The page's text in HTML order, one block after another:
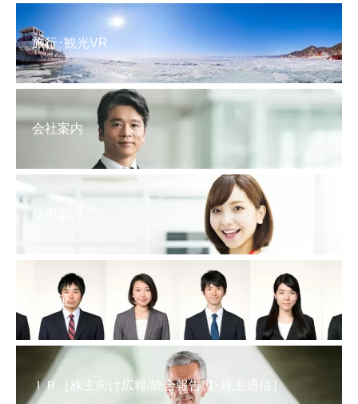
旅行･観光VR
会社案内
採用案内
社員証
ＩＲ［株主向け広報/統合報告書･株主通信］